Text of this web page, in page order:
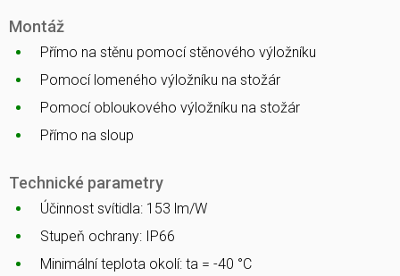
Montáž
Přímo na stěnu pomocí stěnového výložníku
Pomocí lomeného výložníku na stožár
Pomocí obloukového výložníku na stožár
Přímo na sloup
Technické parametry
Účinnost svítidla: 153 lm/W
Stupeň ochrany: IP66
Minimální teplota okolí: ta = -40 °C